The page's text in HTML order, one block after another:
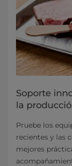
Soporte
la
Pruebe los
recientes y las
mejores